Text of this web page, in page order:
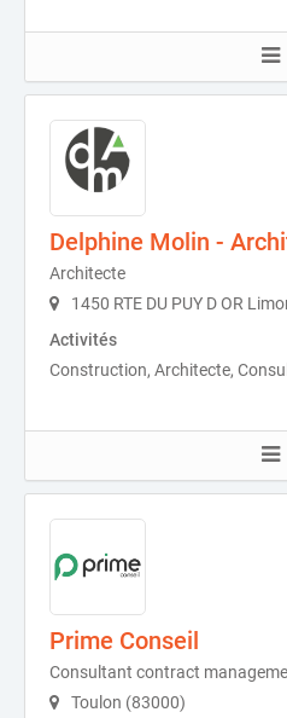
Delphine Molin -
Architecte
1450 RTE DU PUY D OR
Activités
Construction, Architecte,
Prime Conseil
Consultant contract
Toulon (83000)